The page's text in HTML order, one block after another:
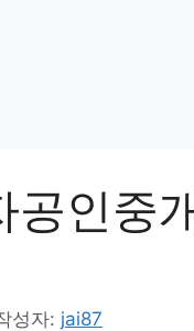
공인중
성자: jai87